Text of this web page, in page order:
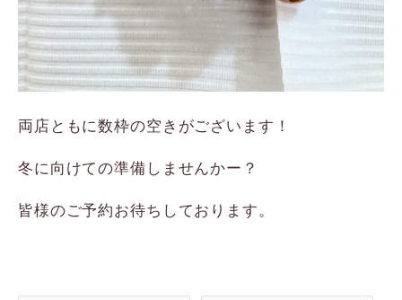
両店ともに数枠の空きがございます！
冬に向けての準備しませんかー？
皆様のご予約お待ちしております。